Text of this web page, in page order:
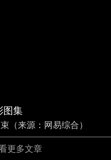
图集
（来源：网易综合）
更多文章